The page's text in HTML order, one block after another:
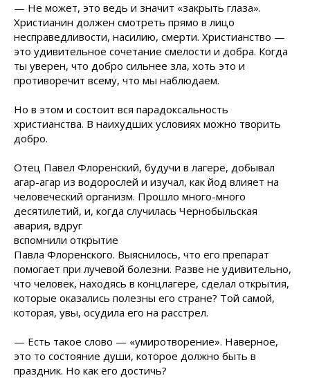
— Не может, это ведь и значит «закрыть глаза».
Христианин должен смотреть прямо в лицо
несправедливости, насилию, смерти. Христианство —
это удивительное сочетание смелости и добра. Когда
ты уверен, что добро сильнее зла, хоть это и
противоречит всему, что мы наблюдаем.
Но в этом и состоит вся парадоксальность
христианства. В наихудших условиях можно творить
добро.
Отец Павел Флоренский, будучи в лагере, добывал
агар-агар из водорослей и изучал, как йод влияет на
человеческий организм. Прошло много-много
десятилетий, и, когда случилась Чернобыльская
авария, вдруг
вспомнили открытие
Павла Флоренского. Выяснилось, что его препарат
помогает при лучевой болезни. Разве не удивительно,
что человек, находясь в концлагере, сделал открытия,
которые оказались полезны его стране? Той самой,
которая, увы, осудила его на расстрел.
— Есть такое слово — «умиротворение». Наверное,
это то состояние души, которое должно быть в
праздник. Но как его достичь?